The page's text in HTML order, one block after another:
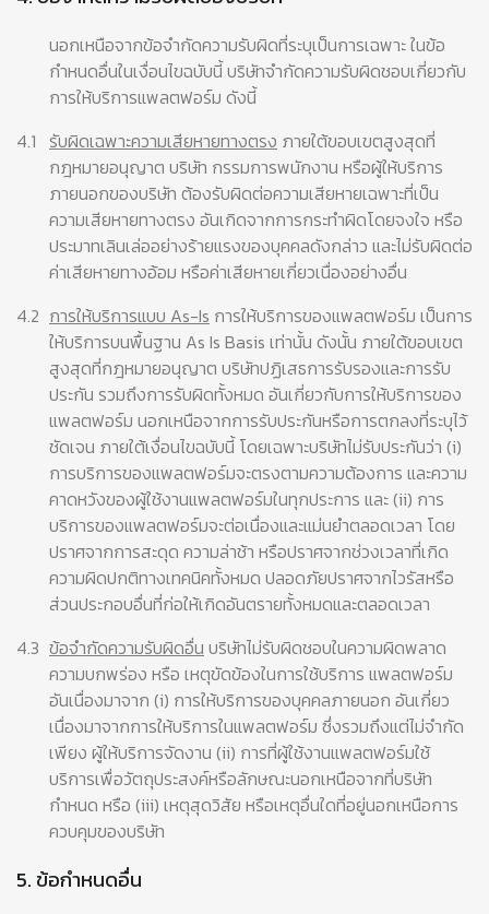
นอกเหนือจากข้อจำกัดความรับผิดที่ระบุเป็นการเฉพาะ ในข้อ
กำหนดอื่นในเงื่อนไขฉบับนี้ บริษัทจำกัดความรับผิดชอบเกี่ยวกับ
การให้บริการแพลตฟอร์ม ดังนี้
4.1 รับผิดเฉพาะความเสียหายทางตรง ภายใต้ขอบเขตสูงสุดที่
กฎหมายอนุญาต บริษัท กรรมการพนักงาน หรือผู้ให้บริการ
ภายนอกของบริษัท ต้องรับผิดต่อความเสียหายเฉพาะที่เป็น
ความเสียหายทางตรง อันเกิดจากการกระทำผิดโดยจงใจ หรือ
ประมาทเลินเล่ออย่างร้ายแรงของบุคคลดังกล่าว และไม่รับผิดต่อ
ค่าเสียหายทางอ้อม หรือค่าเสียหายเกี่ยวเนื่องอย่างอื่น
4.2 การให้บริการแบบ As-Is การให้บริการของแพลตฟอร์ม เป็นการ
ให้บริการบนพื้นฐาน As Is Basis เท่านั้น ดังนั้น ภายใต้ขอบเขต
สูงสุดที่กฎหมายอนุญาต บริษัทปฏิเสธการรับรองและการรับ
ประกัน รวมถึงการรับผิดทั้งหมด อันเกี่ยวกับการให้บริการของ
แพลตฟอร์ม นอกเหนือจากการรับประกันหรือการตกลงที่ระบุไว้
ชัดเจน ภายใต้เงื่อนไขฉบับนี้ โดยเฉพาะบริษัทไม่รับประกันว่า (i)
การบริการของแพลตฟอร์มจะตรงตามความต้องการ และความ
คาดหวังของผู้ใช้งานแพลตฟอร์มในทุกประการ และ (ii) การ
บริการของแพลตฟอร์มจะต่อเนื่องและแม่นยำตลอดเวลา โดย
ปราศจากการสะดุด ความล่าช้า หรือปราศจากช่วงเวลาที่เกิด
ความผิดปกติทางเทคนิคทั้งหมด ปลอดภัยปราศจากไวรัสหรือ
ส่วนประกอบอื่นที่ก่อให้เกิดอันตรายทั้งหมดและตลอดเวลา
4.3 ข้อจำกัดความรับผิดอื่น บริษัทไม่รับผิดชอบในความผิดพลาด
ความบกพร่อง หรือ เหตุขัดข้องในการใช้บริการ แพลตฟอร์ม
อันเนื่องมาจาก (i) การให้บริการของบุคคลภายนอก อันเกี่ยว
เนื่องมาจากการให้บริการในแพลตฟอร์ม ซึ่งรวมถึงแต่ไม่จำกัด
เพียง ผู้ให้บริการจัดงาน (ii) การที่ผู้ใช้งานแพลตฟอร์มใช้
บริการเพื่อวัตถุประสงค์หรือลักษณะนอกเหนือจากที่บริษัท
กำหนด หรือ (iii) เหตุสุดวิสัย หรือเหตุอื่นใดที่อยู่นอกเหนือการ
ควบคุมของบริษัท
5. ข้อกำหนดอื่น